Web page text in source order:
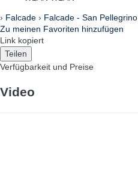
› Falcade › Falcade - San Pellegrino
Zu meinen Favoriten hinzufügen
Link kopiert
Teilen
Verfügbarkeit und Preise
Video